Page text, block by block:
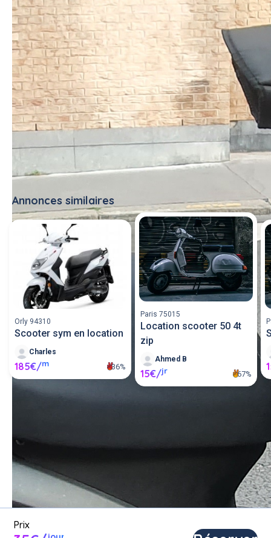
Prix
Annonces similaires Tout voir
Orly 94310
Scooter sym en location
Charles
185€/m 36%
Paris 75015
Location scooter 50 4t
zip
Ahmed B
15€/jr 67%